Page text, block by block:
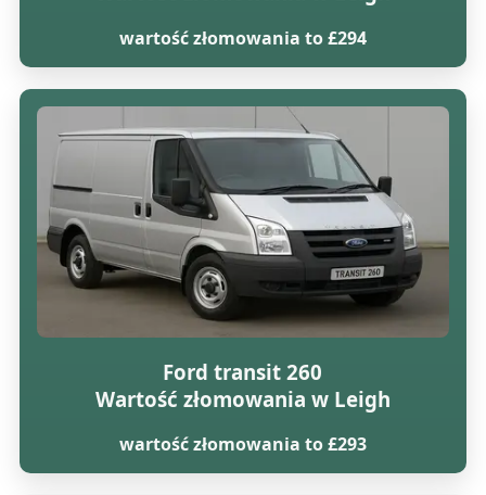
wartość złomowania to £294
Ford transit 260
Wartość złomowania w Leigh
wartość złomowania to £293